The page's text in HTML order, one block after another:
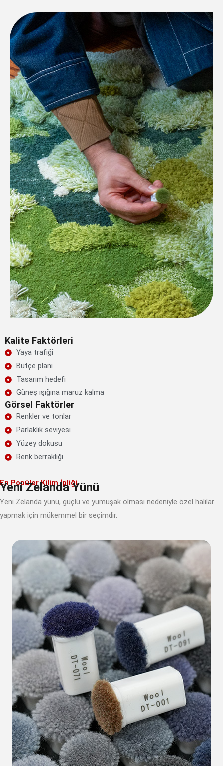
Kalite Faktörleri
Yaya trafiği
Bütçe planı
Tasarım hedefi
Güneş ışığına maruz kalma
Görsel Faktörler
Renkler ve tonlar
Parlaklık seviyesi
Yüzey dokusu
Renk berraklığı
En Popüler Kilim İpliği
Yeni Zelanda Yünü
Yeni Zelanda yünü, güçlü ve yumuşak olması nedeniyle özel halılar
yapmak için mükemmel bir seçimdir.